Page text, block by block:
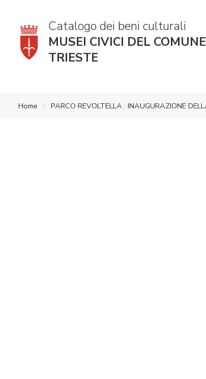
Catalogo dei beni culturali
MUSEI CIVICI DEL
TRIESTE
Home PARCO REVOLTELLA : INAUGURAZIONE